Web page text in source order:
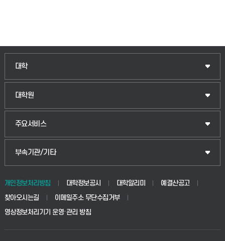
대학
대학원
주요서비스
부속기관/기타
개인정보처리방침 대학정보공시 대학알리미
예결산공고
찾아오시는길
이메일주소 무단수집거부
영상정보처리기기 운영·관리 방침